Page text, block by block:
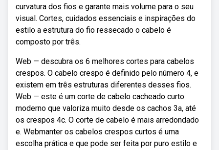
curvatura dos fios e garante mais volume para o seu
visual. Cortes, cuidados essenciais e inspirações do
estilo a estrutura do fio ressecado o cabelo é
composto por três.
Web — descubra os 6 melhores cortes para cabelos
crespos. O cabelo crespo é definido pelo número 4, e
existem em três estruturas diferentes desses fios.
Web — este é um corte de cabelo cacheado curto
moderno que valoriza muito desde os cachos 3a, até
os crespos 4c. O corte de cabelo é mais arredondado
e. Webmanter os cabelos crespos curtos é uma
escolha prática e que pode ser feita por puro estilo e